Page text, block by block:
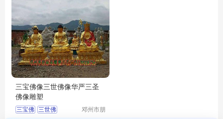
三宝佛像三世佛像华严三圣
佛像雕塑
三宝佛 三世佛
邓州市朋